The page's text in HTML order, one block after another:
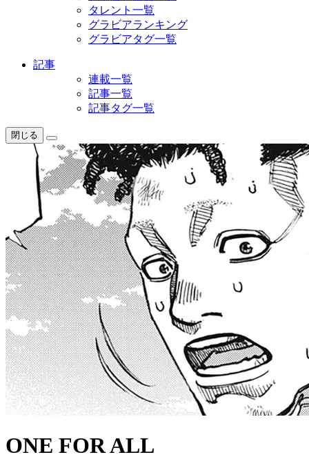
タレント一覧
グラビアランキング
グラビアタグ一覧
記事
連載一覧
記事一覧
記事タグ一覧
閉じる
ONE FOR ALL